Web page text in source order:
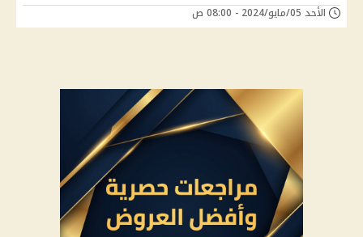
الأحد 05/مايو/2024 - 08:00 ص